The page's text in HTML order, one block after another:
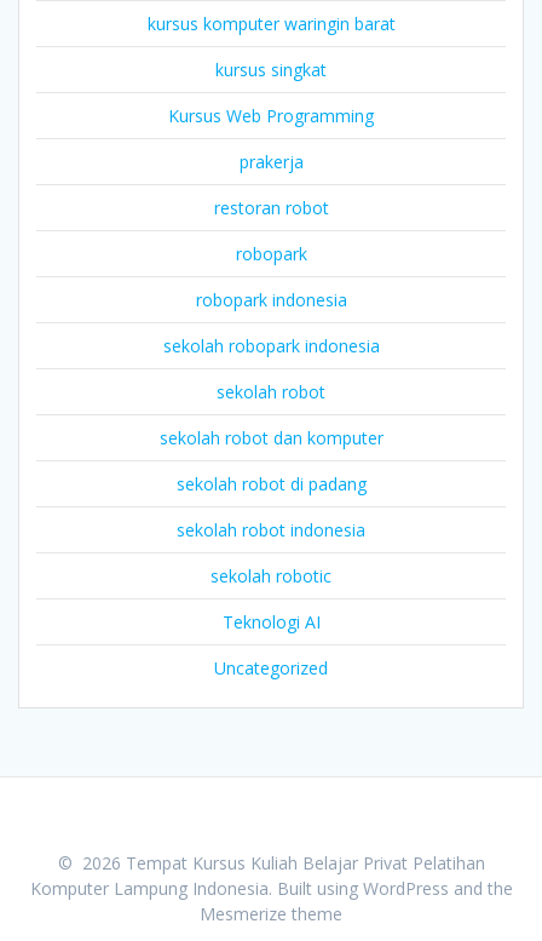
kursus komputer waringin barat
kursus singkat
Kursus Web Programming
prakerja
restoran robot
robopark
robopark indonesia
sekolah robopark indonesia
sekolah robot
sekolah robot dan komputer
sekolah robot di padang
sekolah robot indonesia
sekolah robotic
Teknologi AI
Uncategorized
© 2026 Tempat Kursus Kuliah Belajar Privat Pelatihan
Komputer Lampung Indonesia. Built using WordPress and the
Mesmerize theme